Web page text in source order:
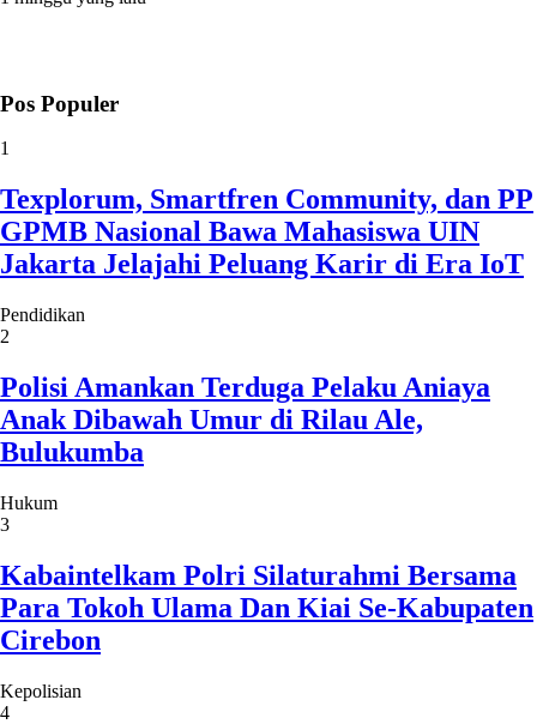
Pos Populer
1
Texplorum, Smartfren Community, dan PP
GPMB Nasional Bawa Mahasiswa UIN
Jakarta Jelajahi Peluang Karir di Era IoT
Pendidikan
2
Polisi Amankan Terduga Pelaku Aniaya
Anak Dibawah Umur di Rilau Ale,
Bulukumba
Hukum
3
Kabaintelkam Polri Silaturahmi Bersama
Para Tokoh Ulama Dan Kiai Se-Kabupaten
Cirebon
Kepolisian
4